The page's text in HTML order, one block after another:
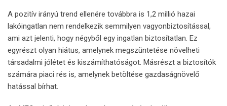
A pozitív irányú trend ellenére továbbra is 1,2 millió hazai
lakóingatlan nem rendelkezik semmilyen vagyonbiztosítással,
ami azt jelenti, hogy négyből egy ingatlan biztosítatlan. Ez
egyrészt olyan hiátus, amelynek megszüntetése növelheti
társadalmi jólétet és kiszámíthatóságot. Másrészt a biztosítók
számára piaci rés is, amelynek betöltése gazdaságnövelő
hatással bírhat.